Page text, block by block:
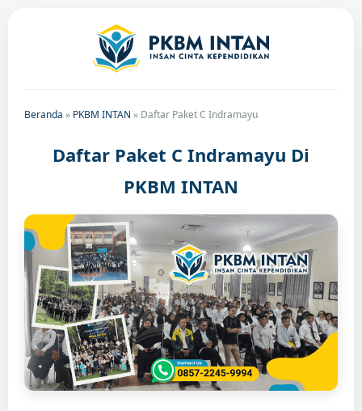
Beranda » PKBM INTAN » Daftar Paket C Indramayu
Daftar Paket C Indramayu Di
PKBM INTAN